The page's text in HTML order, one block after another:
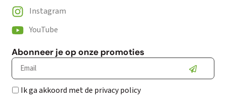
Instagram
YouTube
Abonneer je op onze promoties
Ik ga akkoord met de privacy policy